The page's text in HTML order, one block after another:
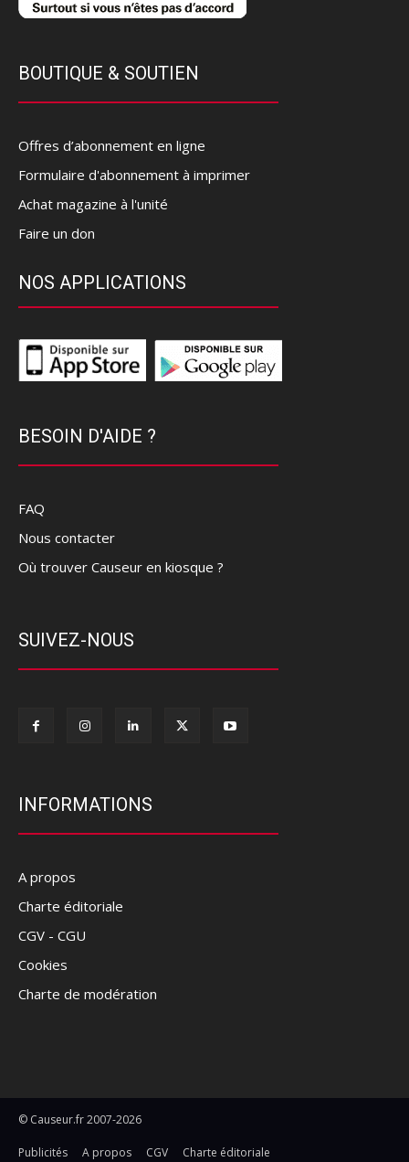
BOUTIQUE & SOUTIEN
Offres d’abonnement en ligne
Formulaire d'abonnement à imprimer
Achat magazine à l'unité
Faire un don
NOS APPLICATIONS
BESOIN D'AIDE ?
FAQ
Nous contacter
Où trouver Causeur en kiosque ?
SUIVEZ-NOUS
INFORMATIONS
A propos
Charte éditoriale
CGV - CGU
Cookies
Charte de modération
© Causeur.fr 2007-2026
Publicités A propos CGV Charte éditoriale